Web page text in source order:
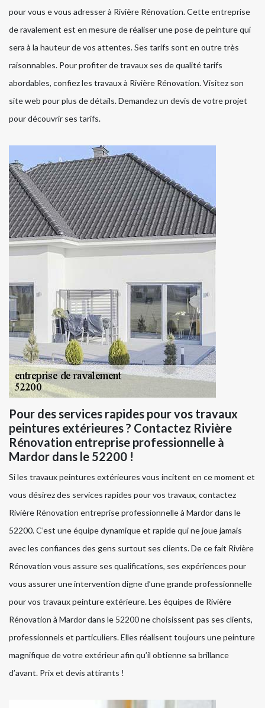
pour vous e vous adresser à Rivière Rénovation. Cette entreprise
de ravalement est en mesure de réaliser une pose de peinture qui
sera à la hauteur de vos attentes. Ses tarifs sont en outre très
raisonnables. Pour profiter de travaux ses de qualité tarifs
abordables, confiez les travaux à Rivière Rénovation. Visitez son
site web pour plus de détails. Demandez un devis de votre projet
pour découvrir ses tarifs.
Pour des services rapides pour vos travaux
peintures extérieures ? Contactez Rivière
Rénovation entreprise professionnelle à
Mardor dans le 52200 !
Si les travaux peintures extérieures vous incitent en ce moment et
vous désirez des services rapides pour vos travaux, contactez
Rivière Rénovation entreprise professionnelle à Mardor dans le
52200. C’est une équipe dynamique et rapide qui ne joue jamais
avec les confiances des gens surtout ses clients. De ce fait Rivière
Rénovation vous assure ses qualifications, ses expériences pour
vous assurer une intervention digne d’une grande professionnelle
pour vos travaux peinture extérieure. Les équipes de Rivière
Rénovation à Mardor dans le 52200 ne choisissent pas ses clients,
professionnels et particuliers. Elles réalisent toujours une peinture
magnifique de votre extérieur afin qu’il obtienne sa brillance
d’avant. Prix et devis attirants !